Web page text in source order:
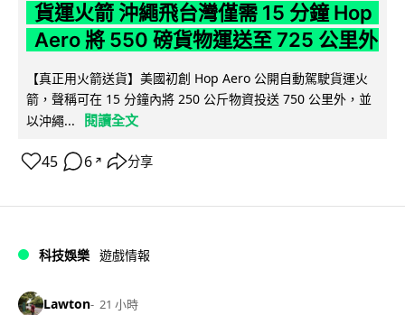
貨運火箭 沖繩飛台灣僅需 15 分鐘 Hop
Aero 將 550 磅貨物運送至 725 公里外
【真正用火箭送貨】美國初創 Hop Aero 公開自動駕駛貨運火
箭，聲稱可在 15 分鐘內將 250 公斤物資投送 750 公里外，並
以沖繩...
閱讀全文
45 6 ↗ 分享
科技娛樂 遊戲情報
Lawton 21 小時